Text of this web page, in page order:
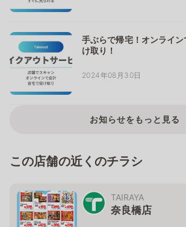
手ぶらで帰宅！オンライ
け取り！
2024年08月30日
お知らせをもっと見る
この店舗の近くのチラシ
TAIRAYA
奈良橋店